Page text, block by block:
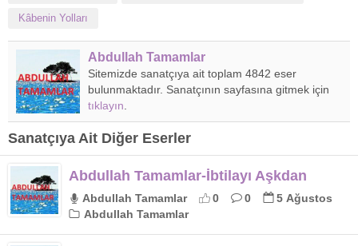
Kâbenin Yolları
Abdullah Tamamlar
Sitemizde sanatçıya ait toplam 4842 eser
bulunmaktadır. Sanatçının sayfasına gitmek için
tıklayın
Sanatçıya Ait Diğer Eserler
Abdullah Tamamlar-İbtilayı Aşkdan
Abdullah Tamamlar 0 0
5 Ağustos
Abdullah Tamamlar